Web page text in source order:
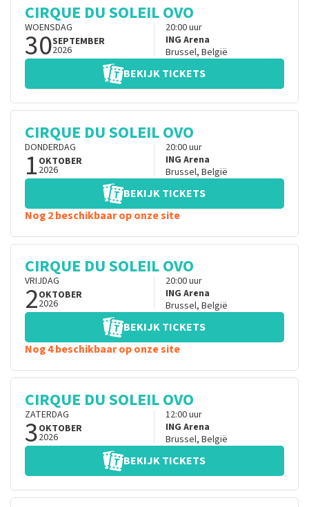
CIRQUE DU SOLEIL OVO
WOENSDAG
30SEPTEMBER
2026
20:00uur
ING Arena
Brussel, België
BEKIJK TICKETS
CIRQUE DU SOLEIL OVO
DONDERDAG
1 OKTOBER
2026
20:00uur
ING Arena
Brussel, België
BEKIJK TICKETS
Nog 2 beschikbaar op onze site
CIRQUE DU SOLEIL OVO
VRIJDAG
2OKTOBER
2026
20:00uur
ING Arena
Brussel, België
BEKIJK TICKETS
Nog 4 beschikbaar op onze site
CIRQUE DU SOLEIL OVO
ZATERDAG
3OKTOBER
2026
12:00uur
ING Arena
Brussel, België
BEKIJK TICKETS